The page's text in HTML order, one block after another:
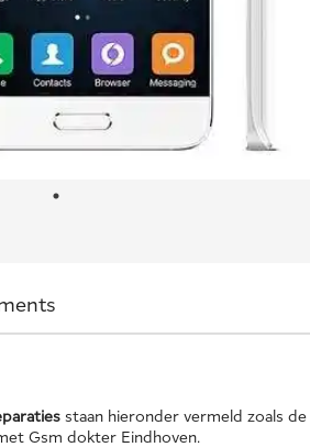
staan hieronder vermeld zoals de
Gsm dokter Eindhoven.